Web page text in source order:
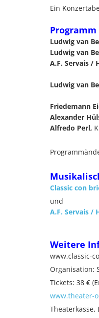
Ein
Programm
Ludwig van
Ludwig van
A.F. Servais /
sur
Ludwig van
Friedemann
Alexander
Alfredo Perl,
Classic con
und
A.F. Servais /
Weitere
www.classic-
Organisation:
Tickets: 38 €
www.theater-
Theaterkasse,